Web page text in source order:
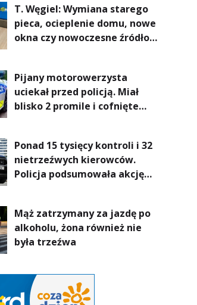
T. Węgiel: Wymiana starego
pieca, ocieplenie domu, nowe
okna czy nowoczesne źródło
komfort życia i... czystsze
powietrze
Pijany motorowerzysta
uciekał przed policją. Miał
blisko 2 promile i cofnięte
Ponad 15 tysięcy kontroli i 32
nietrzeźwych kierowców.
Policja podsumowała akcję
Mąż zatrzymany za jazdę po
alkoholu, żona również nie
była trzeźwa